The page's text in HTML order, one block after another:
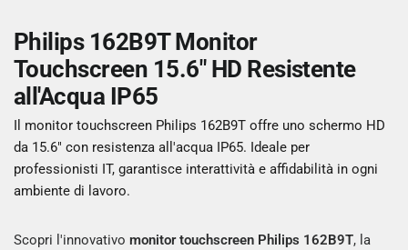
Philips 162B9T Monitor
Touchscreen 15.6" HD Resistente
all'Acqua IP65
Il monitor touchscreen Philips 162B9T offre uno schermo HD
da 15.6" con resistenza all'acqua IP65. Ideale per
professionisti IT, garantisce interattività e affidabilità in ogni
ambiente di lavoro.
Scopri l'innovativomonitor touchscreen Philips 162B9T, la